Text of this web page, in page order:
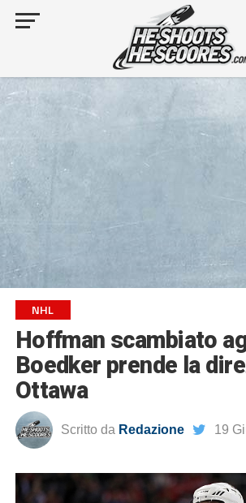
NHL
Hoffman scambiato
Boedker prende la
Ottawa
Scritto da Redazione 19